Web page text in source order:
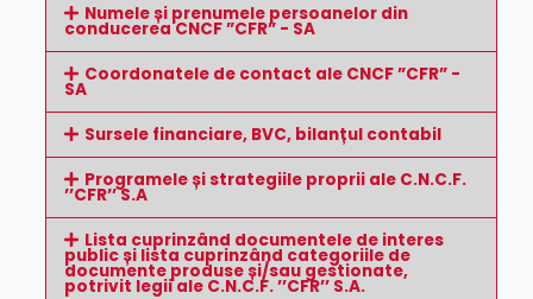
Numele și prenumele persoanelor din
conducerea CNCF ”CFR” - SA
Coordonatele de contact ale CNCF ”CFR” -
SA
Sursele financiare, BVC, bilanțul contabil
Programele și strategiile proprii ale C.N.C.F.
’’CFR’’ S.A
Lista cuprinzând documentele de interes
public și lista cuprinzând categoriile de
documente produse și/sau gestionate,
potrivit legii ale C.N.C.F. ’’CFR’’ S.A.